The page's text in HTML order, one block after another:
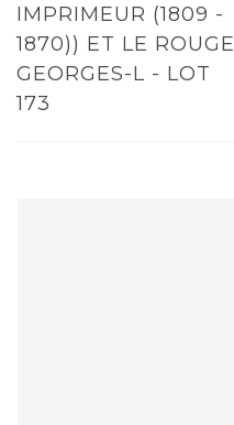
IMPRIMEUR (1809 -
1870)) ET LE ROUGE
GEORGES-L - LOT
173